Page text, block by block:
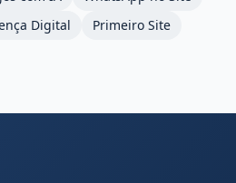
Digital
Primeiro Site